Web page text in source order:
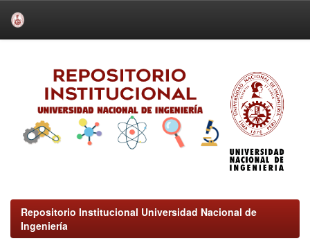
Repositorio Institucional Universidad Nacional de
Ingeniería